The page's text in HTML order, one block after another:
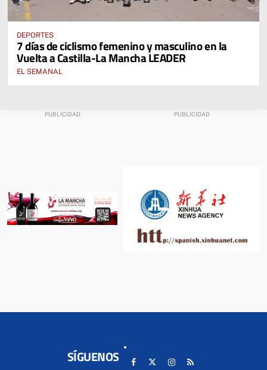
DEPORTES
7 días de ciclismo femenino y masculino en la
Vuelta a Castilla-La Mancha LEADER
EL SEMANAL
SÍGUENOS